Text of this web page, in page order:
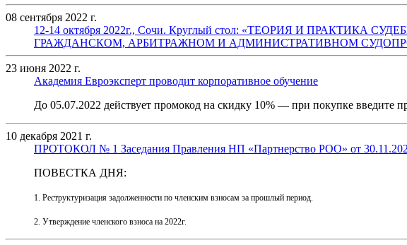
08 сентября 2022 г.
12-14 октября 2022г., Сочи. Круглый стол: «ТЕОРИЯ И
ГРАЖДАНСКОМ, АРБИТРАЖНОМ И АДМИНИСТРАТИВНОМ
23 июня 2022 г.
Академия Евроэксперт проводит корпоративное обучение
До 05.07.2022 действует промокод на скидку 10% — при покупке введите
10 декабря 2021 г.
ПРОТОКОЛ № 1 Заседания Правления НП «Партнерство РОО» от
ПОВЕСТКА ДНЯ:
1. Реструктуризация задолженности по членским взносам за прошлый период.
2. Утверждение членского взноса на 2022г.